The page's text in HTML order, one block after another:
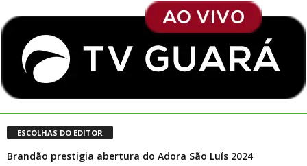
ESCOLHAS DO EDITOR
Brandão prestigia abertura do Adora São Luís 2024